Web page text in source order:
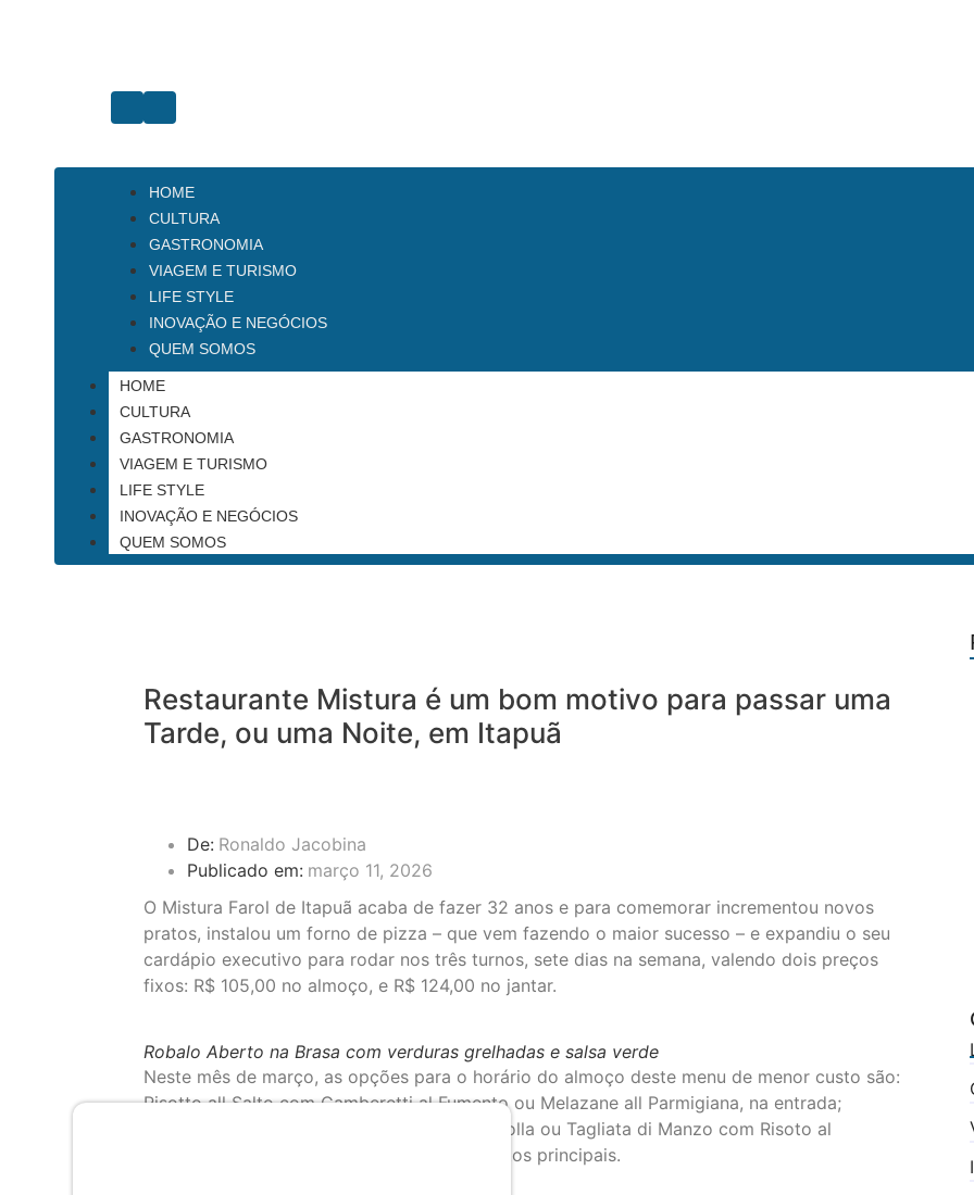
HOME
CULTURA
GASTRONOMIA
VIAGEM E TURISMO
LIFE STYLE
INOVAÇÃO E NEGÓCIOS
QUEM SOMOS
HOME
CULTURA
GASTRONOMIA
VIAGEM E TURISMO
LIFE STYLE
INOVAÇÃO E NEGÓCIOS
QUEM SOMOS
Restaurante Mistura é um bom motivo para passar uma
Tarde, ou uma Noite, em Itapuã
De: Ronaldo Jacobina
Publicado em: março 11, 2026
O Mistura Farol de Itapuã acaba de fazer 32 anos e para comemorar incrementou novos
pratos, instalou um forno de pizza – que vem fazendo o maior sucesso – e expandiu o seu
cardápio executivo para rodar nos três turnos, sete dias na semana, valendo dois preços
fixos: R$ 105,00 no almoço, e R$ 124,00 no jantar.
Robalo Aberto na Brasa com verduras grelhadas e salsa verde
Neste mês de março, as opções para o horário do almoço deste menu de menor custo são:
Risotto all Salto com Gamberetti al Fumento ou Melazane all Parmigiana, na entrada;
Reginette al Sugo di Gamberi com Mazzancolla ou Tagliata di Manzo com Risoto al
Rosamrino e Limon, como sugestões de pratos principais.